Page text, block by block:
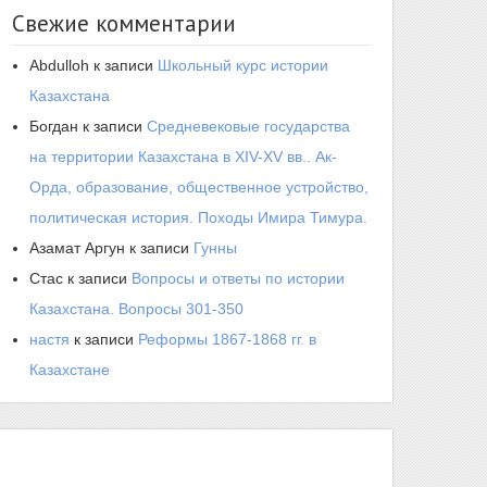
Свежие комментарии
Abdulloh к записи Школьный курс истории
Казахстана
Богдан к записи Средневековые государства
на территории Казахстана в XIV-XV вв.. Ак-
Орда, образование, общественное устройство,
политическая история. Походы Имира Тимура.
Азамат Аргун к записи Гунны
Стас к записи Вопросы и ответы по истории
Казахстана. Вопросы 301-350
настя к записи Реформы 1867-1868 гг. в
Казахстане